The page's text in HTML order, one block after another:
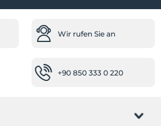
Wir rufen Sie an
+90 850 333 0 220